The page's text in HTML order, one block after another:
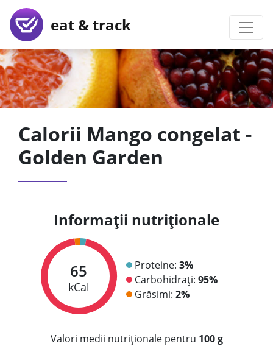
eat & track
Calorii Mango congelat -
Golden Garden
Informații nutriționale
65
kCal
Proteine: 3%
Carbohidrați: 95%
Grăsimi: 2%
Valori medii nutriționale pentru 100 g